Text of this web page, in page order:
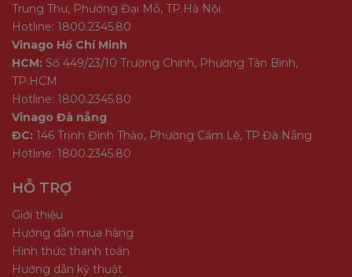
Trung Thư, Phường Đại Mỗ, TP.Hà Nội
Hotline: 1800.2345.80
Vinago Hồ Chí Minh
HCM: Số 449/23/10 Trường Chinh, Phường Tân Bình,
TP.HCM
Hotline: 1800.2345.80
Vinago Đà nẵng
ĐC: 146 Trịnh Đình Thảo, Phường Cẩm Lệ, TP.Đà Nẵng
Hotline: 1800.2345.80
HỖ TRỢ
Giới thiệu
Hướng dẫn mua hàng
Hình thức thanh toán
Hướng dẫn kỹ thuật